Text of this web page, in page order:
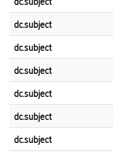
dc.subject
dc.subject
dc.subject
dc.subject
dc.subject
dc.subject